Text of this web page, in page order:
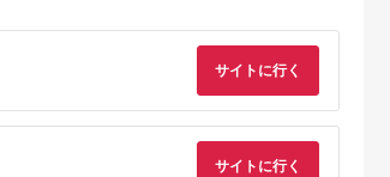
サイトに行く
サイトに行く